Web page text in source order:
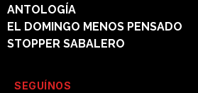
ANTOLOGÍA
EL DOMINGO MENOS PENSADO
STOPPER SABALERO
SEGUÍNOS